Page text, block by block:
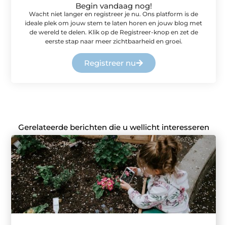
Begin vandaag nog!
Wacht niet langer en registreer je nu. Ons platform is de
ideale plek om jouw stem te laten horen en jouw blog met
de wereld te delen. Klik op de Registreer-knop en zet de
eerste stap naar meer zichtbaarheid en groei.
Registreer nu
Gerelateerde berichten die u wellicht interesseren